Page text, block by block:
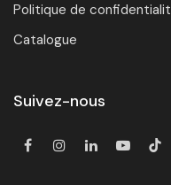
Politique de
Catalogue
Suivez-nous